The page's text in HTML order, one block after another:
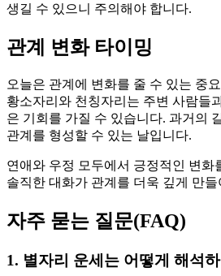
생길 수 있으니 주의해야 합니다.
관계 변화 타이밍
오늘은 관계에 변화를 줄 수 있는 중
황소자리와 천칭자리는 주변 사람들
은 기회를 가질 수 있습니다. 과거의
관계를 형성할 수 있는 날입니다.
연애와 우정 모두에서 긍정적인 변화
솔직한 대화가 관계를 더욱 깊게 만
자주 묻는 질문(FAQ)
1. 별자리 운세는 어떻게 해석